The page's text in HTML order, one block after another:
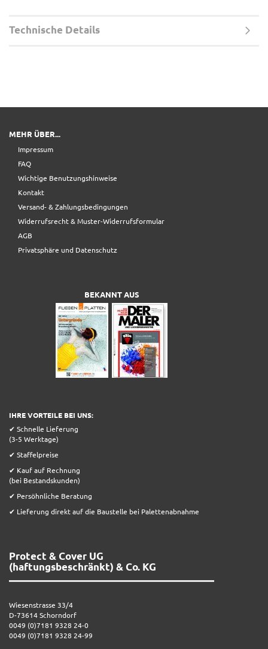
Technische Details
MEHR ÜBER...
Impressum
FAQ
Wichtige Benutzungshinweise
Kontakt
Versand- & Zahlungsbedingungen
Widerrufsrecht & Muster-Widerrufsformular
AGB
Privatsphäre und Datenschutz
BEKANNT AUS
IHRE VORTEILE BEI UNS:
✔ Schnelle Lieferung
(3-5 Werktage)
✔ Staffelpreise
✔ Kauf auf Rechnung
(bei Bestandskunden)
✔ Persöhnliche Beratung
✔ Lieferung direkt auf die Baustelle bei Palettenabnahme
Protect & Cover UG
(haftungsbeschränkt) & Co. KG
Wiesenstrasse 33/4
D-73614 Schorndorf
0049 (0)7181 9328 24-0
0049 (0)7181 9328 24-99